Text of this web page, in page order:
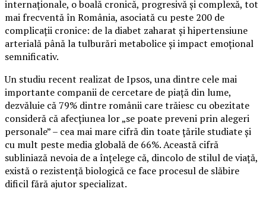
internaționale, o boală cronică, progresivă și complexă, tot
mai frecventă în România, asociată cu peste 200 de
complicații cronice: de la diabet zaharat și hipertensiune
arterială până la tulburări metabolice și impact emoțional
semnificativ.
Un studiu recent realizat de Ipsos, una dintre cele mai
importante companii de cercetare de piață din lume,
dezvăluie că 79% dintre românii care trăiesc cu obezitate
consideră că afecțiunea lor „se poate preveni prin alegeri
personale” – cea mai mare cifră din toate țările studiate și
cu mult peste media globală de 66%. Această cifră
subliniază nevoia de a înțelege că, dincolo de stilul de viață,
există o rezistență biologică ce face procesul de slăbire
dificil fără ajutor specializat.